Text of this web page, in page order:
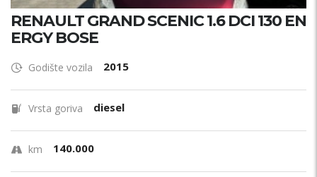
RENAULT GRAND SCENIC 1.6 DCI 130 EN
ERGY BOSE
Godište vozila 2015
Vrsta goriva diesel
km 140.000